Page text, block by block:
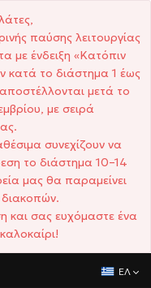
παύσης λειτουργίας
με ένδειξη «Κατόπιν
κατά το διάστημα 1 έως
μετά το
με σειρά
συνεχίζουν να
το διάστημα 10–14
μας θα παραμείνει
διακοπών.
και σας ευχόμαστε ένα
ΕΛ